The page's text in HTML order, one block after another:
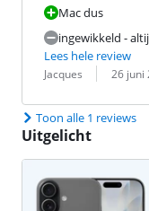
Mac dus
ingewikkeld -
Lees hele review
Beoordeling door:
Jacques
Datum: 26 juni
Toon alle 1 reviews
Uitgelicht